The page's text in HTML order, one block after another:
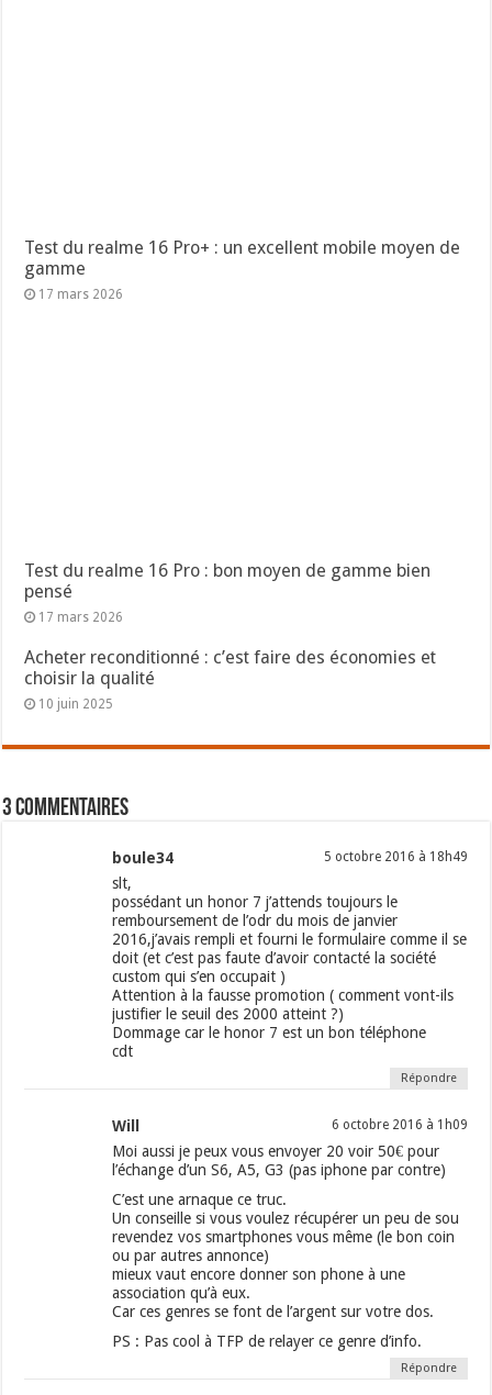
Test du realme 16 Pro+ : un excellent mobile moyen de
gamme
17 mars 2026
Test du realme 16 Pro : bon moyen de gamme bien
pensé
17 mars 2026
Acheter reconditionné : c’est faire des économies et
choisir la qualité
10 juin 2025
3 commentaires
boule34 5 octobre 2016 à 18h49
slt,
possédant un honor 7 j’attends toujours le
remboursement de l’odr du mois de janvier
2016,j’avais rempli et fourni le formulaire comme il se
doit (et c’est pas faute d’avoir contacté la société
custom qui s’en occupait )
Attention à la fausse promotion ( comment vont-ils
justifier le seuil des 2000 atteint ?)
Dommage car le honor 7 est un bon téléphone
cdt
Répondre
Will 6 octobre 2016 à 1h09
Moi aussi je peux vous envoyer 20 voir 50€ pour
l’échange d’un S6, A5, G3 (pas iphone par contre)
C’est une arnaque ce truc.
Un conseille si vous voulez récupérer un peu de sou
revendez vos smartphones vous même (le bon coin
ou par autres annonce)
mieux vaut encore donner son phone à une
association qu’à eux.
Car ces genres se font de l’argent sur votre dos.
PS : Pas cool à TFP de relayer ce genre d’info.
Répondre